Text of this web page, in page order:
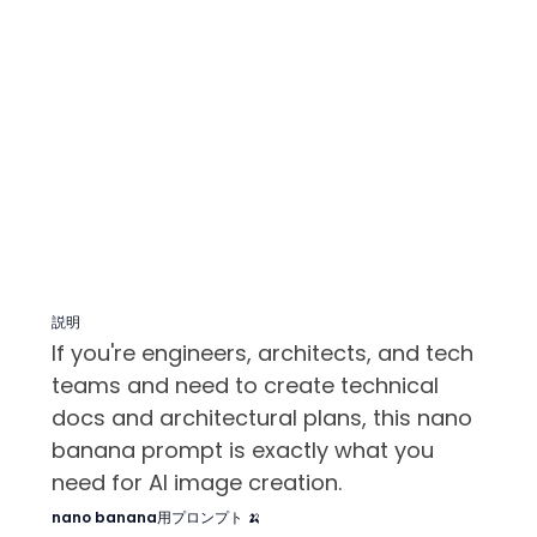
説明
If you're engineers, architects, and tech
teams and need to create technical
docs and architectural plans, this nano
banana prompt is exactly what you
need for AI image creation.
nano banana用プロンプト 🍌